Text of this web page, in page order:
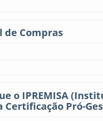
de Compras
o IPREMISA
Pró-